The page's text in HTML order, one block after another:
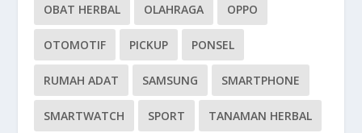
OBAT HERBAL OLAHRAGA OPPO
OTOMOTIF PICKUP PONSEL
RUMAH ADAT SAMSUNG SMARTPHONE
SMARTWATCH SPORT TANAMAN HERBAL